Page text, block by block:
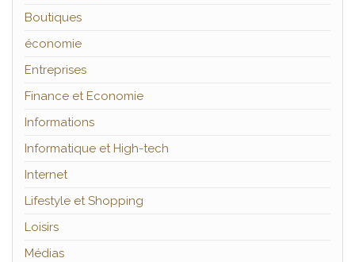
Boutiques
économie
Entreprises
Finance et Economie
Informations
Informatique et High-tech
Internet
Lifestyle et Shopping
Loisirs
Médias